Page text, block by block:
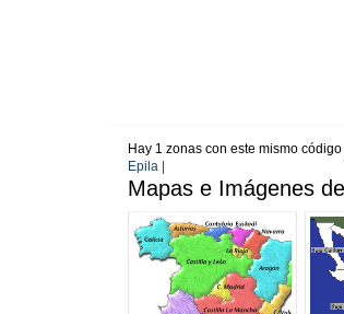
Hay 1 zonas con este mismo
Epila |
Mapas e Imágenes de